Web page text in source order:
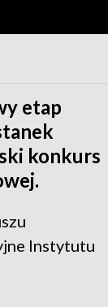
etap
konkurs
Instytutu